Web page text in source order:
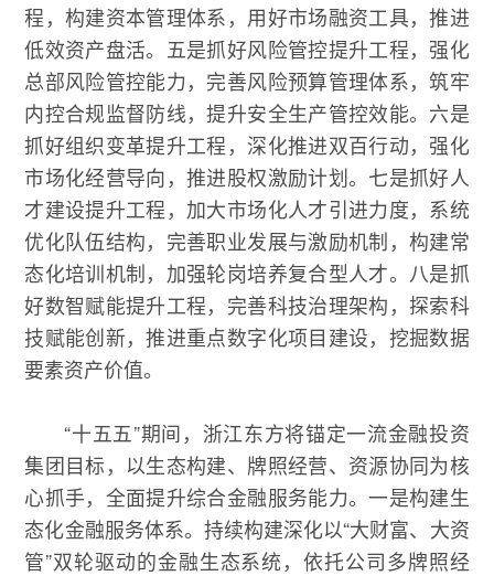
程，构建资本管理体系，用好市场融资工具，推进
低效资产盘活。五是抓好风险管控提升工程，强化
总部风险管控能力，完善风险预算管理体系，筑牢
内控合规监督防线，提升安全生产管控效能。六是
抓好组织变革提升工程，深化推进双百行动，强化
市场化经营导向，推进股权激励计划。七是抓好人
才建设提升工程，加大市场化人才引进力度，系统
优化队伍结构，完善职业发展与激励机制，构建常
态化培训机制，加强轮岗培养复合型人才。八是抓
好数智赋能提升工程，完善科技治理架构，探索科
技赋能创新，推进重点数字化项目建设，挖掘数据
要素资产价值。
“十五五”期间，浙江东方将锚定一流金融投资
集团目标，以生态构建、牌照经营、资源协同为核
心抓手，全面提升综合金融服务能力。一是构建生
态化金融服务体系。持续构建深化以“大财富、大资
管”双轮驱动的金融生态系统，依托公司多牌照经